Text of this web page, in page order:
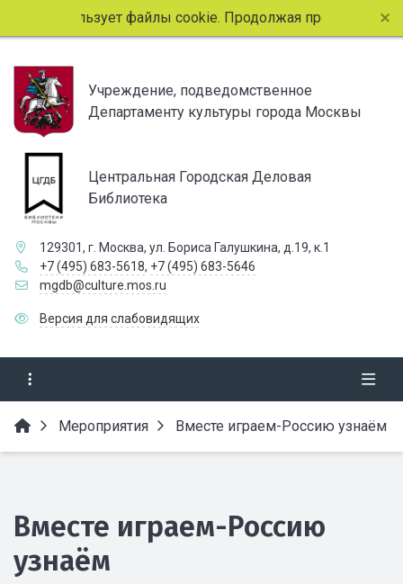
использует файлы cookie. Продолжая просмотр
Учреждение, подведомственное
Департаменту культуры города Москвы
Центральная Городская Деловая
Библиотека
129301, г. Москва, ул. Бориса Галушкина, д.19, к.1
+7 (495) 683-5618, +7 (495) 683-5646
mgdb@culture.mos.ru
Версия для слабовидящих
Мероприятия Вместе играем-Россию узнаём
Вместе играем-Россию
узнаём